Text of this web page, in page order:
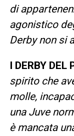
di
agonistico
Derby non si
I DERBY DEL
spirito che
molle,
una Juve
è mancata